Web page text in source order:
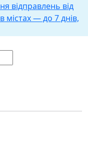
відправлень від
містах — до 7 днів,